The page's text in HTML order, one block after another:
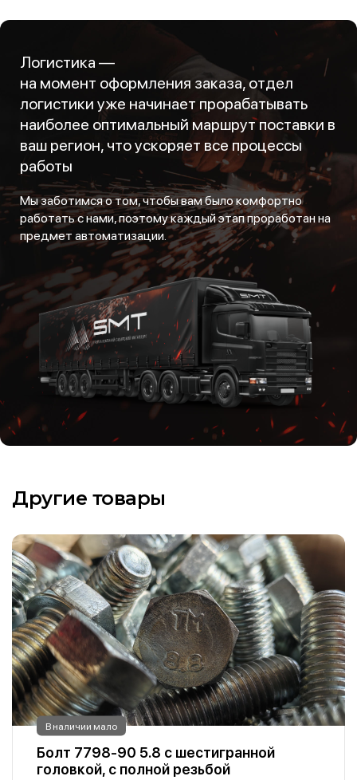
Логистика —
на момент оформления заказа, отдел
логистики уже начинает прорабатывать
наиболее оптимальный маршрут поставки в
ваш регион, что ускоряет все процессы
работы
Мы заботимся о том, чтобы вам было комфортно
работать с нами, поэтому каждый этап проработан на
предмет автоматизации.
Другие товары
В наличии мало
Болт 7798-90 5.8 с шестигранной
головкой, с полной резьбой